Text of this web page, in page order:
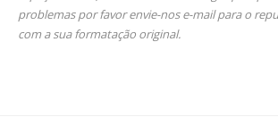
problemas por favor envie-nos e-mail para o
com a sua formatação original.